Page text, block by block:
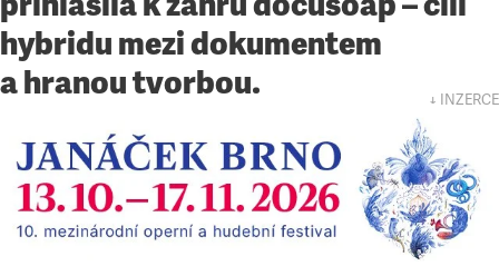
hybridu mezi dokumentem
a hranou tvorbou.
↓ INZERCE